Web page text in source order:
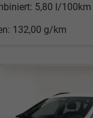
5,80 l/100km
132,00 g/km